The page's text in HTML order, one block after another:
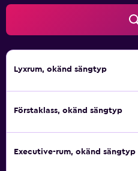
Lyxrum, okänd sängtyp
Förstaklass, okänd sängtyp
Executive-rum, okänd sängtyp